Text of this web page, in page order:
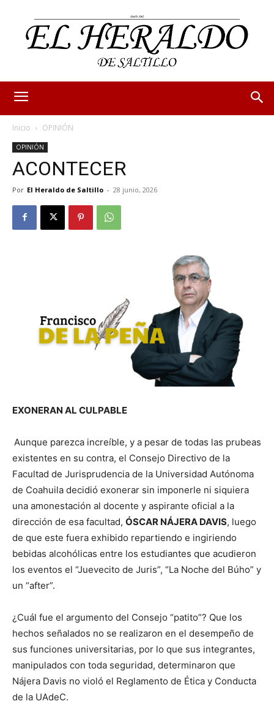
Inicio OPINIÓN
OPINIÓN
ACONTECER
Por El Heraldo de Saltillo - 28 junio, 2026
EXONERAN AL CULPABLE
Aunque parezca increíble, y a pesar de todas las prubeas
existentes en su contra, el Consejo Directivo de la
Facultad de Jurisprudencia de la Universidad Autónoma
de Coahuila decidió exonerar sin imponerle ni siquiera
una amonestación al docente y aspirante oficial a la
dirección de esa facultad, ÓSCAR NÁJERA DAVIS, luego
de que este fuera exhibido repartiendo e ingiriendo
bebidas alcohólicas entre los estudiantes que acudieron
los eventos el “Juevecito de Juris”, “La Noche del Búho” y
un “after”.
¿Cuál fue el argumento del Consejo “patito”? Que los
hechos señalados no se realizaron en el desempeño de
sus funciones universitarias, por lo que sus integrantes,
manipulados con toda seguridad, determinaron que
Nájera Davis no violó el Reglamento de Ética y Conducta
de la UAdeC.